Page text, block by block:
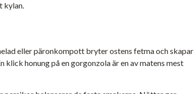
kylan.
eller päronkompott bryter ostens fetma och skapar
honung på en gorgonzola är en av matens mest